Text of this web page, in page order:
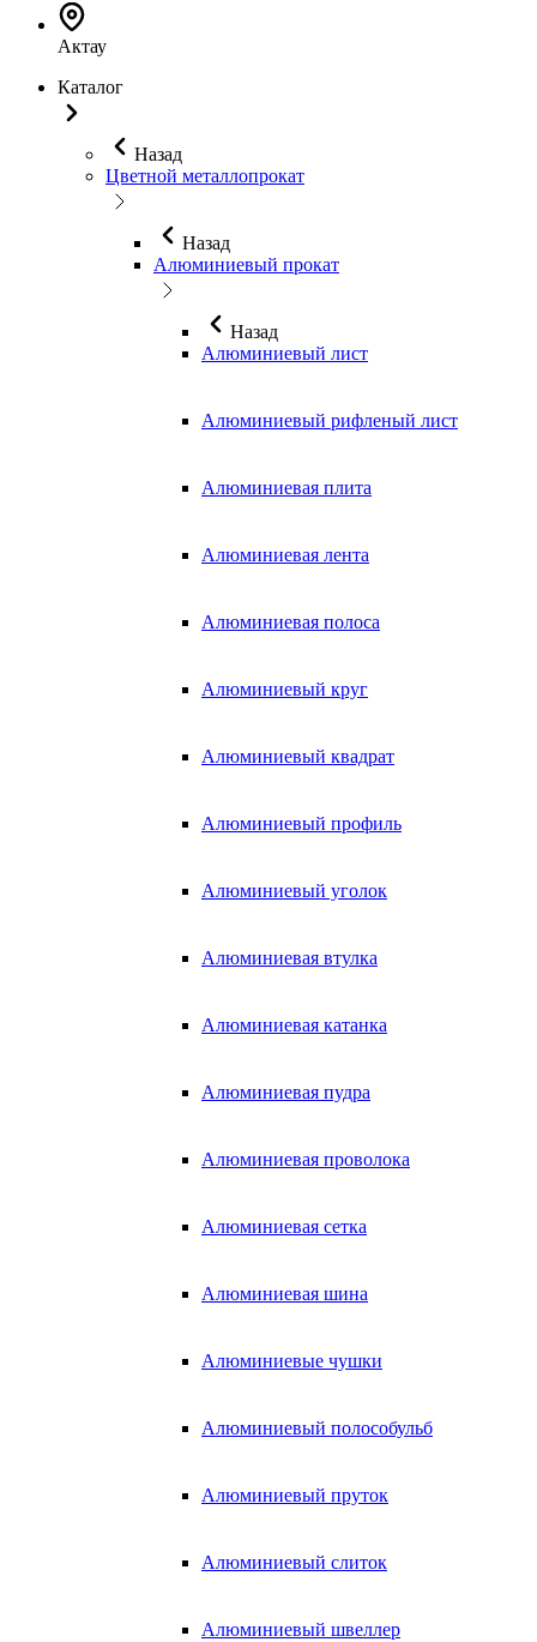
Актау
Каталог
Назад
Цветной металлопрокат
Назад
Алюминиевый прокат
Назад
Алюминиевый лист
Алюминиевый рифленый лист
Алюминиевая плита
Алюминиевая лента
Алюминиевая полоса
Алюминиевый круг
Алюминиевый квадрат
Алюминиевый профиль
Алюминиевый уголок
Алюминиевая втулка
Алюминиевая катанка
Алюминиевая пудра
Алюминиевая проволока
Алюминиевая сетка
Алюминиевая шина
Алюминиевые чушки
Алюминиевый полособульб
Алюминиевый пруток
Алюминиевый слиток
Алюминиевый швеллер